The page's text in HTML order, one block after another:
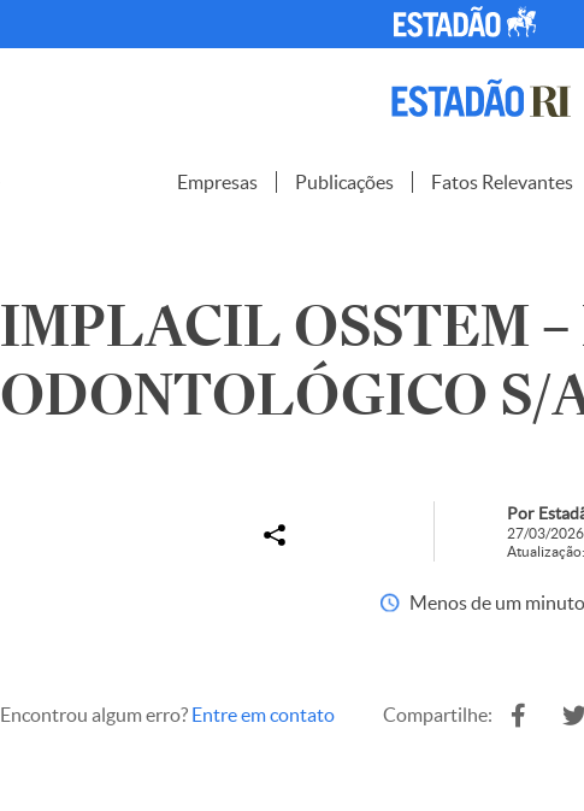
Empresas Publicações Fatos Relevantes
IMPLACIL OSSTEM
ODONTOLÓGICO S/
Por
27/03/
Menos de um minuto
Encontrou algum erro? Entre em contato Compartilhe: